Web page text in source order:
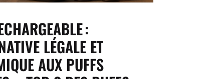
:
LÉGALE ET
AUX PUFFS